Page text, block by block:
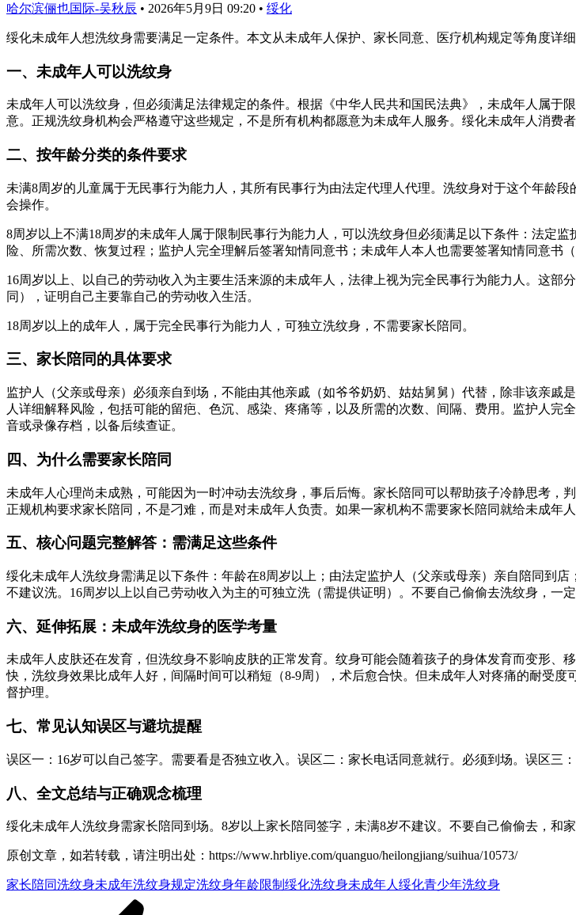
哈尔滨俪也国际-吴秋辰 • 2026年5月9日 09:20 • 绥化
绥化未成年人想洗纹身需要满足一定条件。本文从未成年人保护、家长同意、医疗机构规定等角度详细
一、未成年人可以洗纹身
未成年人可以洗纹身，但必须满足法律规定的条件。根据《中华人民共和国民法典》，未成年人属
意。正规洗纹身机构会严格遵守这些规定，不是所有机构都愿意为未成年人服务。绥化未成年人消费
二、按年龄分类的条件要求
未满8周岁的儿童属于无民事行为能力人，其所有民事行为由法定代理人代理。洗纹身对于这个年龄
会操作。
8周岁以上不满18周岁的未成年人属于限制民事行为能力人，可以洗纹身但必须满足以下条件：法定
险、所需次数、恢复过程；监护人完全理解后签署知情同意书；未成年人本人也需要签署知情同意书
16周岁以上、以自己的劳动收入为主要生活来源的未成年人，法律上视为完全民事行为能力人。这
同），证明自己主要靠自己的劳动收入生活。
18周岁以上的成年人，属于完全民事行为能力人，可独立洗纹身，不需要家长陪同。
三、家长陪同的具体要求
监护人（父亲或母亲）必须亲自到场，不能由其他亲戚（如爷爷奶奶、姑姑舅舅）代替，除非该亲
人详细解释风险，包括可能的留疤、色沉、感染、疼痛等，以及所需的次数、间隔、费用。监护人
音或录像存档，以备后续查证。
四、为什么需要家长陪同
未成年人心理尚未成熟，可能因为一时冲动去洗纹身，事后后悔。家长陪同可以帮助孩子冷静思考，
正规机构要求家长陪同，不是刁难，而是对未成年人负责。如果一家机构不需要家长陪同就给未成年
五、核心问题完整解答：需满足这些条件
绥化未成年人洗纹身需满足以下条件：年龄在8周岁以上；由法定监护人（父亲或母亲）亲自陪同到
不建议洗。16周岁以上以自己劳动收入为主的可独立洗（需提供证明）。不要自己偷偷去洗纹身，一
六、延伸拓展：未成年洗纹身的医学考量
未成年人皮肤还在发育，但洗纹身不影响皮肤的正常发育。纹身可能会随着孩子的身体发育而变形
快，洗纹身效果比成年人好，间隔时间可以稍短（8-9周），术后愈合快。但未成年人对疼痛的耐受
督护理。
七、常见认知误区与避坑提醒
误区一：16岁可以自己签字。需要看是否独立收入。误区二：家长电话同意就行。必须到场。误区三
八、全文总结与正确观念梳理
绥化未成年人洗纹身需家长陪同到场。8岁以上家长陪同签字，未满8岁不建议。不要自己偷偷去，和家
原创文章，如若转载，请注明出处：https://www.hrbliye.com/quanguo/heilongjiang/suihua/10573/
家长陪同洗纹身未成年洗纹身规定洗纹身年龄限制 绥化洗纹身未成年人 绥化青少年洗纹身